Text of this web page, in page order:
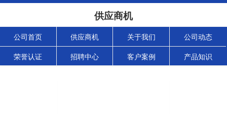
供应商机
公司首页 供应商机 关于我们 公司动态
荣誉认证 招聘中心 客户案例 产品知识